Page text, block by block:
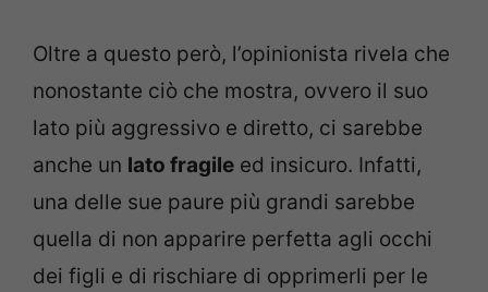
Oltre a questo però, l’opinionista rivela che
nonostante ciò che mostra, ovvero il suo
lato più aggressivo e diretto, ci sarebbe
anche un lato fragile ed insicuro. Infatti,
una delle sue paure più grandi sarebbe
quella di non apparire perfetta agli occhi
dei figli e di rischiare di opprimerli per le